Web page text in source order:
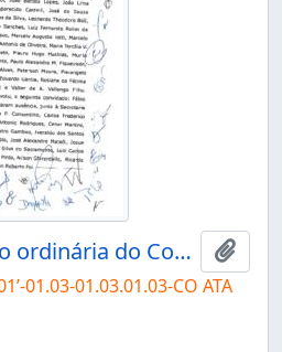
Ata da 250ª sessão ordinária do Conselho Universitário da Unesp de 13/12/2018
01.03-01.03.01.03-CO ATA